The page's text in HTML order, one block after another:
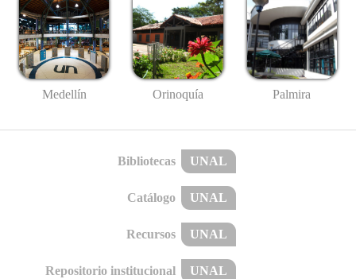
Medellín Orinoquía Palmira
Bibliotecas UNAL
Catálogo UNAL
Recursos UNAL
Repositorio institucional UNAL